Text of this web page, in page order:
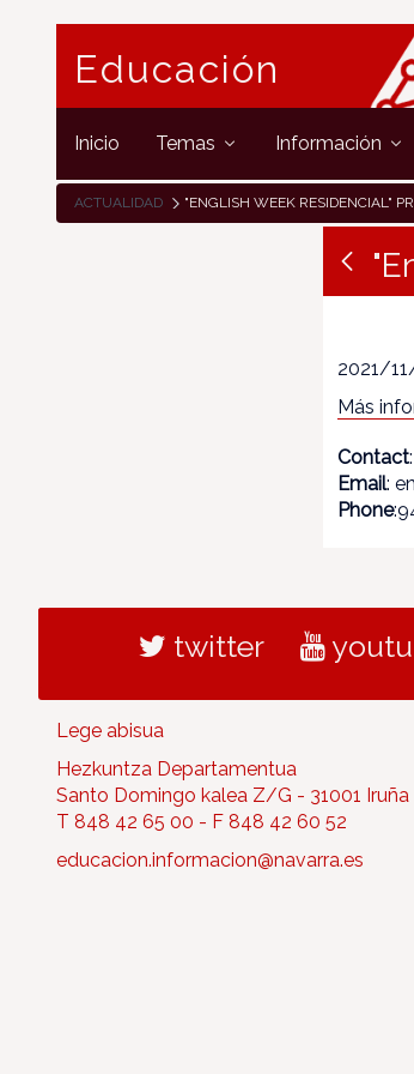
Educación
Inicio Temas Información
ACTUALIDAD "ENGLISH WEEK RESIDENCIAL"
2021/
Más
Contact
Email:
Phone
twitter
Lege abisua
Hezkuntza Departamentua
Santo Domingo kalea Z/G - 31001 Iruña
T 848 42 65 00 - F 848 42 60 52
educacion.informacion@navarra.es